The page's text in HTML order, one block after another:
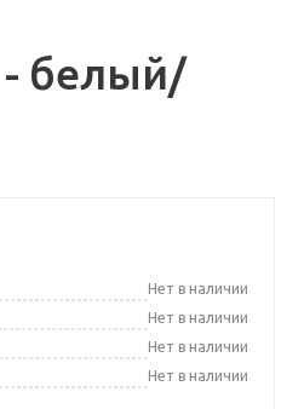
- белый/
Нет в наличии
Нет в наличии
Нет в наличии
Нет в наличии